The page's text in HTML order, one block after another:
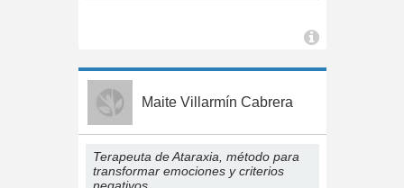
Maite Villarmín Cabrera
Terapeuta de Ataraxia, método para
transformar emociones y criterios